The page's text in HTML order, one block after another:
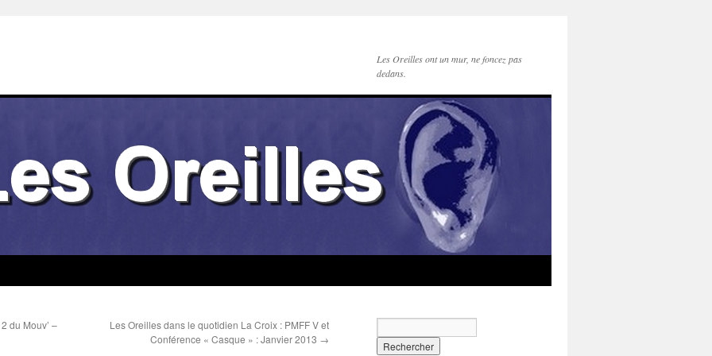
Les Oreilles ont un mur, ne foncez pas
dedans.
du Mouv’ –
Les Oreilles dans le quotidien La Croix : PMFF V et
Conférence « Casque » : Janvier 2013 →